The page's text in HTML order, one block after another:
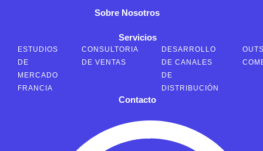
Sobre Nosotros
Servicios
ESTUDIOS
DE
MERCADO
FRANCIA
CONSULTORIA
DE VENTAS
DESARROLLO
DE CANALES
DE
DISTRIBUCIÓN
Contacto